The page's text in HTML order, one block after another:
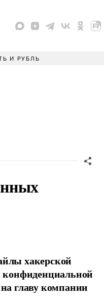
И РУБЛЬ
хакерской
главу компании